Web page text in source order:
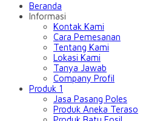
Beranda
Informasi
Kontak Kami
Cara Pemesanan
Tentang Kami
Lokasi Kami
Tanya Jawab
Company Profil
Produk 1
Jasa Pasang Poles
Produk Aneka Teraso